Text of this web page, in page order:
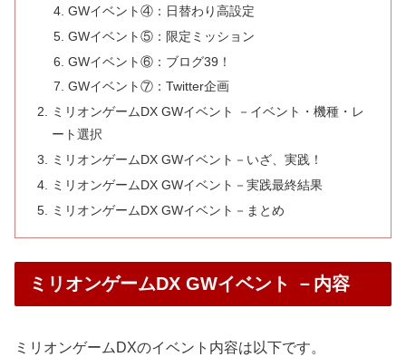
GWイベント④：日替わり高設定
GWイベント⑤：限定ミッション
GWイベント⑥：ブログ39！
GWイベント⑦：Twitter企画
ミリオンゲームDX GWイベント －イベント・機種・レ
ート選択
ミリオンゲームDX GWイベント－いざ、実践！
ミリオンゲームDX GWイベント－実践最終結果
ミリオンゲームDX GWイベント－まとめ
ミリオンゲームDX GWイベント －内容
ミリオンゲームDXのイベント内容は以下です。